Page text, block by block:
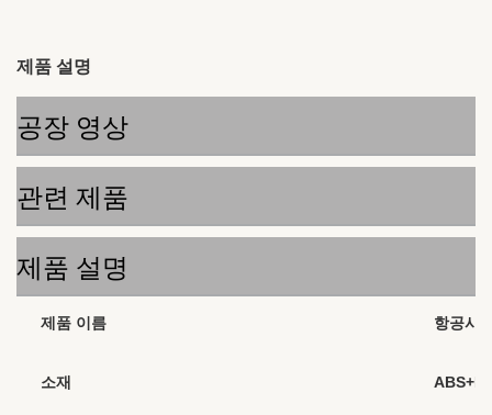
제품 설명
공장 영상
관련 제품
제품 설명
제품 이름 항공사
소재